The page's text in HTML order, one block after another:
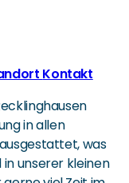
Kontakt
in allen
was
unserer kleinen